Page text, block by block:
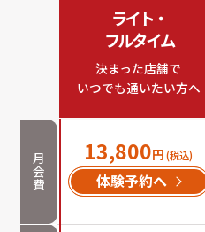
ライト・
フルタイム
決まった店舗で
いつでも通いたい方へ
月
会
費
13,800円 (税込)
体験予約へ